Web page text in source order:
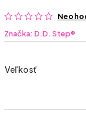
Značka:D.D. Step®
Veľkosť